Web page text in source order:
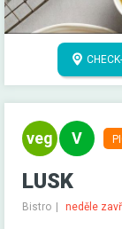
LUSK
Bistro neděle